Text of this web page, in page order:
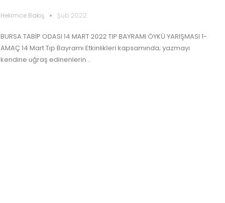
Hekimce Bakış Şub 2022
BURSA TABİP ODASI 14 MART 2022 TIP BAYRAMI ÖYKÜ YARIŞMASI 1-
AMAÇ 14 Mart Tıp Bayramı Etkinlikleri kapsamında; yazmayı
kendine uğraş edinenlerin…